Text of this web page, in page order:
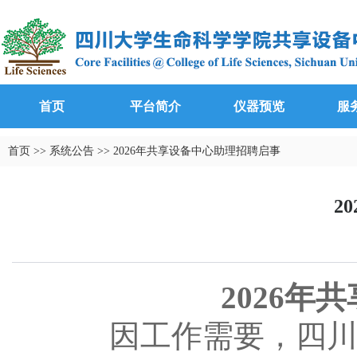
首页 平台简介 仪器预览 服
首页 >> 系统公告 >> 2026年共享设备中心助理招聘启事
2026年共
因工作需要，四川